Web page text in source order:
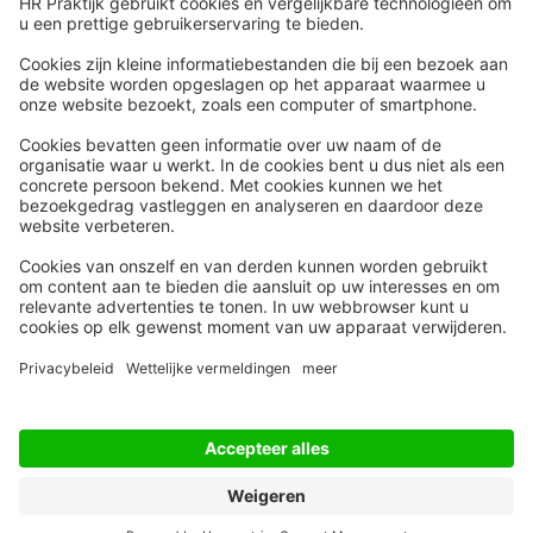
Snel naar
Nieuws
Whitepapers
Webinars
Word lid
Contact
Meer
HR Academy
HR Podcast
CHRO
HR Day
Volg Ons
Alle rechten voorbehouden
Privacyinstellingen
Algemene Voorwaarden